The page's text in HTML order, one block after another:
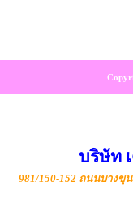
บริษัท
981/150-152 ถนนบางขุ